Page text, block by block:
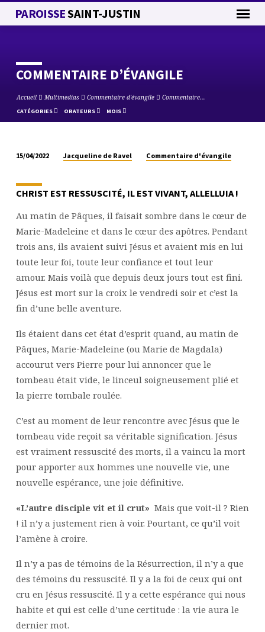
PAROISSESAINT-JUSTIN
COMMENTAIRE D’ÉVANGILE
Accueil Multimedias Commentaire d'évangile Commentaire…
CATÉGORIES ORATEURS MOIS
D’ÉVANGILE
15/04/2022 Jacqueline de Ravel Commentaire d'évangile
CHRIST EST RESSUSCITÉ, IL EST VIVANT, ALLELLUIA !
Au matin de Pâques, il faisait sombre dans le cœur de
Marie-Madeleine et dans le cœur des apôtres. Pendant
trois ans, ils avaient suivi Jésus et avaient mis en lui
toute leur foi, toute leur confiance et tout leur
amour. Mais voilà que depuis deux jours tout est fini.
Jésus est mort sur la croix le vendredi soir et c’est la
fin d’une belle aventure.
Ils étaient dans cet état d’esprit quand, au matin de
Pâques, Marie-Madeleine (ou Marie de Magdala)
accourut vers Pierre pour lui annoncer que le
tombeau était vide, le linceul soigneusement plié et
la pierre tombale roulée.
C’est au moment de leur rencontre avec Jésus que le
tombeau vide reçoit sa véritable signification. Jésus
est vraiment ressuscité des morts, il a vaincu la mort
pour apporter aux hommes une nouvelle vie, une
nouvelle espérance, une joie définitive.
«L’autre disciple vit et il crut» Mais que voit-il ? Rien
! il n’y a justement rien à voir. Pourtant, ce qu’il voit
l’amène à croire.
Il n’y a pas de témoins de la Résurrection, il n’y a que
des témoins du ressuscité. Il y a la foi de ceux qui ont
cru en Jésus ressuscité. Il y a cette espérance qui nous
habite et qui est celle d’une certitude : la vie aura le
dernier mot.